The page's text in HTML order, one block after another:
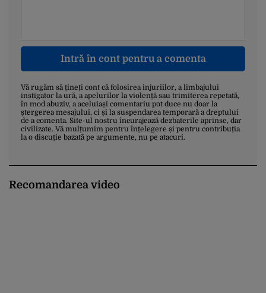
Intră în cont pentru a comenta
Vă rugăm să țineți cont că folosirea injuriilor, a limbajului
instigator la ură, a apelurilor la violență sau trimiterea repetată,
în mod abuziv, a aceluiași comentariu pot duce nu doar la
ștergerea mesajului, ci și la suspendarea temporară a dreptului
de a comenta. Site-ul nostru încurajează dezbaterile aprinse, dar
civilizate. Vă mulțumim pentru înțelegere și pentru contribuția
la o discuție bazată pe argumente, nu pe atacuri.
Recomandarea video